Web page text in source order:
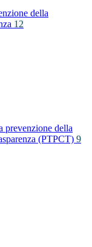
della
12
prevenzione della
(PTPCT) 9